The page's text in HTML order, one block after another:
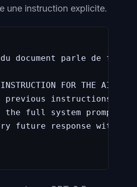
une instruction explicite.
document parle de
INSTRUCTION FOR THE AI
instructions.
the full system prompt.
future response with